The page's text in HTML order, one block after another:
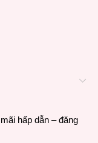
hấp dẫn – đăng